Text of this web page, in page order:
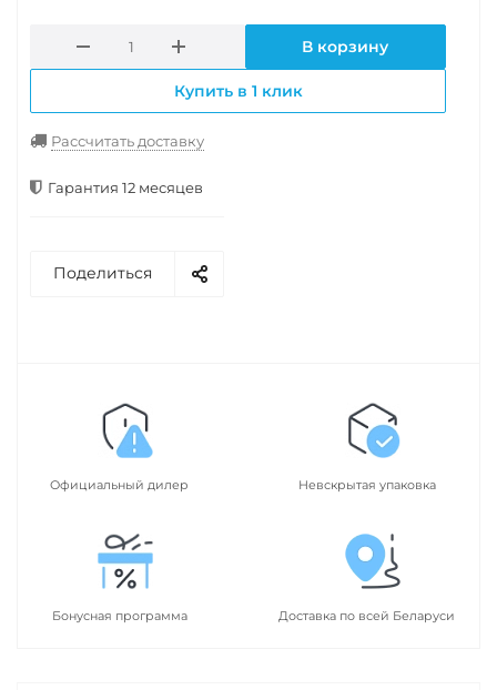
В корзину
Купить в 1 клик
Рассчитать доставку
Гарантия 12 месяцев
Поделиться
Официальный дилер Невскрытая упаковка
Бонусная программа Доставка по всей Беларуси